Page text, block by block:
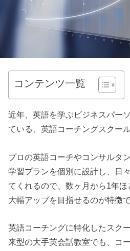
コンテンツ一覧
近年、英語を学ぶビジネスパー
ている、英語コーチングスクール
プロの英語コーチやコンサルタ
学習プランを個別に設計し、日
てくれるので、数ヶ月から1年
大幅アップを目指せるのが特徴で
英語コーチングに特化したスク
来型の大手英会話教室でも、コ